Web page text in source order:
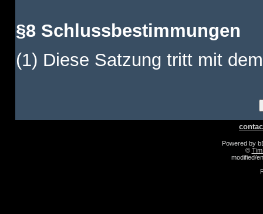
§8 Schlussbestimmungen
(1) Diese Satzung tritt mit
Powered by
©
modified/